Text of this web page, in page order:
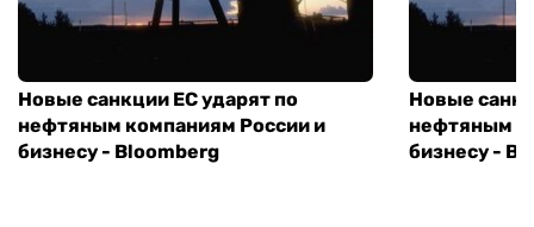
Новые санкции ЕС ударят по
нефтяным компаниям России и
бизнесу - Bloomberg
Новые
нефтяным
бизнесу -